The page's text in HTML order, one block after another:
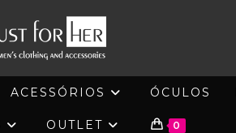
ACESSÓRIOS ÓCULOS
OUTLET 0